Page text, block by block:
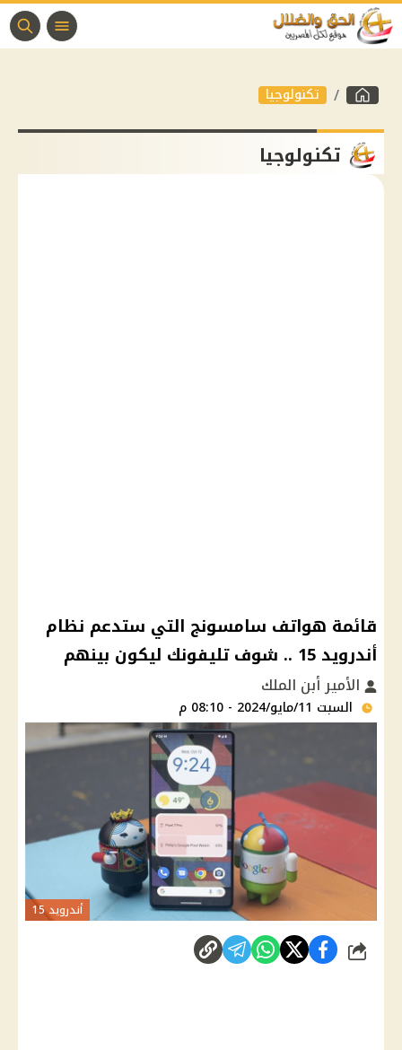
تكنولوجيا
تكنولوجيا
قائمة هواتف سامسونج التي ستدعم نظام
أندرويد 15 .. شوف تليفونك ليكون بينهم
الأمير أبن الملك
السبت 11/مايو/2024 - 08:10 م
أندرويد 15
شارك